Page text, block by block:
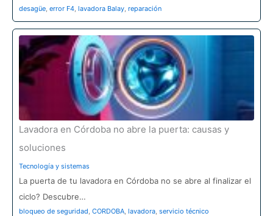
desagüe, error F4, lavadora Balay, reparación
Lavadora en Córdoba no abre la puerta: causas y
soluciones
Tecnología y sistemas
La puerta de tu lavadora en Córdoba no se abre al finalizar el
ciclo? Descubre…
bloqueo de seguridad, CORDOBA, lavadora, servicio técnico